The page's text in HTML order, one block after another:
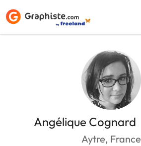
Angélique Cognard
Aytre, France